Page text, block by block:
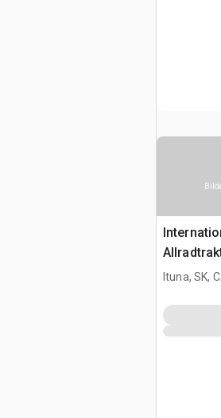
Ituna, SK,